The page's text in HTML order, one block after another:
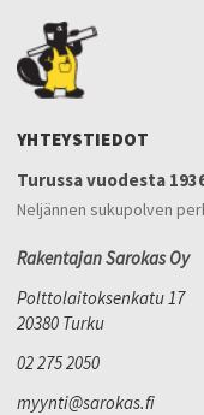
YHTEYSTIEDOT
Turussa vuodesta
Neljännen sukupolven
Rakentajan Sarokas Oy
Polttolaitoksenkatu 17
20380 Turku
02 275 2050
myynti@sarokas.fi